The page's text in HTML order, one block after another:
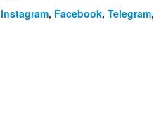
Instagram, Facebook, Telegram,